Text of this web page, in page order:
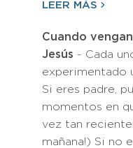
LEER MÁS
Cuando
Jesús - Cada
experimentado
Si eres padre,
momentos en
vez tan
mañana!) Si no